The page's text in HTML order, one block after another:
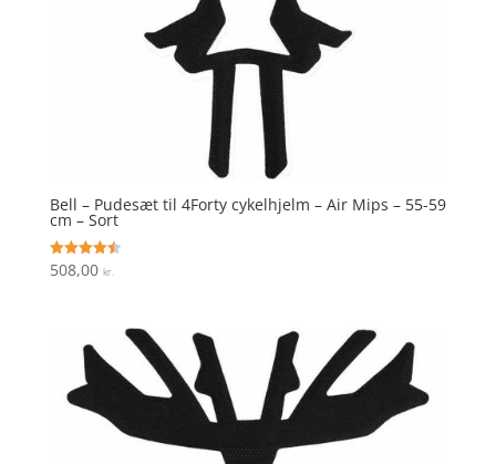
Bell – Pudesæt til 4Forty cykelhjelm – Air Mips – 55-59
cm – Sort
Vurderet
4.5
508,00 kr.